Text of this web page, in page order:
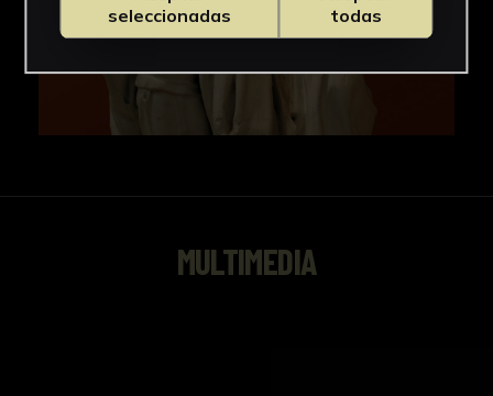
MULTIMEDIA
seleccionadas
todas